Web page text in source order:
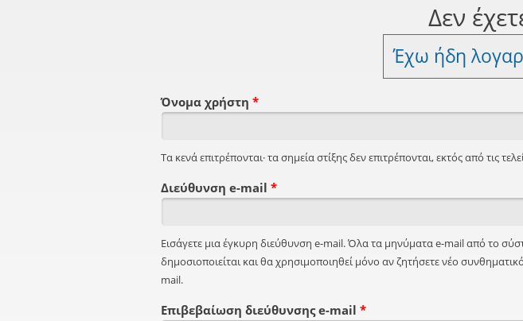
Δεν
Έχω ήδη
Όνομα χρήστη *
Τα κενά επιτρέπονται· τα σημεία στίξης δεν επιτρέπονται, εκτός από τις
Διεύθυνση e-mail *
Εισάγετε μια έγκυρη διεύθυνση e-mail. Όλα τα μηνύματα e-mail από το
δημοσιοποιείται και θα χρησιμοποιηθεί μόνο αν ζητήσετε νέο
mail.
Επιβεβαίωση διεύθυνσης e-mail *